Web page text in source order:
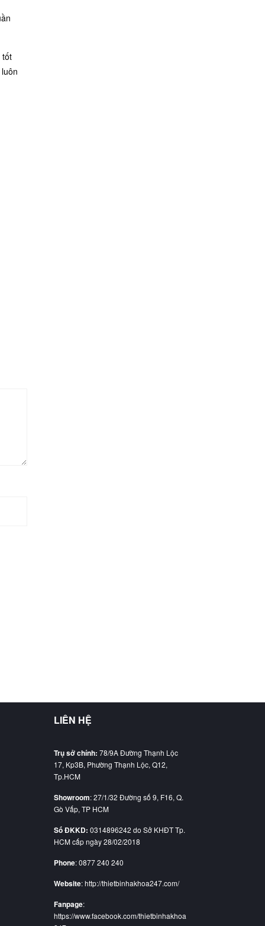
tốt
LIÊN HỆ
Trụ sở chính: 78/9A Đường Thạnh Lộc
17, Kp3B, Phường Thạnh Lộc, Q12,
Tp.HCM
Showroom: 27/1/32 Đường số 9, F16, Q.
Gò Vấp, TP HCM
Số ĐKKD: 0314896242 do Sở KHĐT Tp.
HCM cấp ngày 28/02/2018
Phone: 0877 240 240
Website: http://thietbinhakhoa247.com/
Fanpage:
https://www.facebook.com/thietbinhakhoa